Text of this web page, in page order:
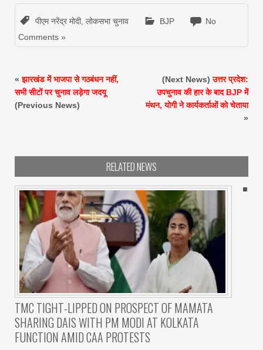
पीएम नरेंद्र मोदी, लोकसभा चुनाव BJP
No
Comments »
«झारखंड में भाजपा से गठबंधन नहीं,
सभी सीटों पर चुनाव लड़ेगा जदयू
(Previous News)
(Next News)उत्तर प्रदेश:
उपचुनाव की हार के बाद BJP में
मंथन, योगी ने कार्यकर्ताओं को चेताया
»
RELATED NEWS
TMC TIGHT-LIPPED ON PROSPECT OF MAMATA
SHARING DAIS WITH PM MODI AT KOLKATA
FUNCTION AMID CAA PROTESTS